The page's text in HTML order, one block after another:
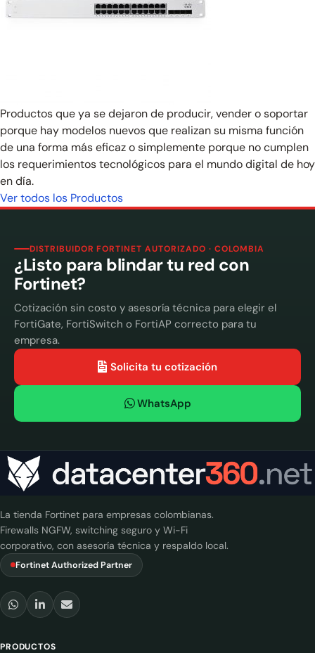
Productos que ya se dejaron de producir, vender o soportar
porque hay modelos nuevos que realizan su misma función
de una forma más eficaz o simplemente porque no cumplen
los requerimientos tecnológicos para el mundo digital de hoy
en día.
Ver todos los Productos
DISTRIBUIDOR FORTINET AUTORIZADO · COLOMBIA
¿Listo para blindar tu red con
Fortinet?
Cotización sin costo y asesoría técnica para elegir el
FortiGate, FortiSwitch o FortiAP correcto para tu
empresa.
Solicita tu cotización
WhatsApp
La tienda Fortinet para empresas colombianas.
Firewalls NGFW, switching seguro y Wi-Fi
corporativo, con asesoría técnica y respaldo local.
Fortinet Authorized Partner
PRODUCTOS